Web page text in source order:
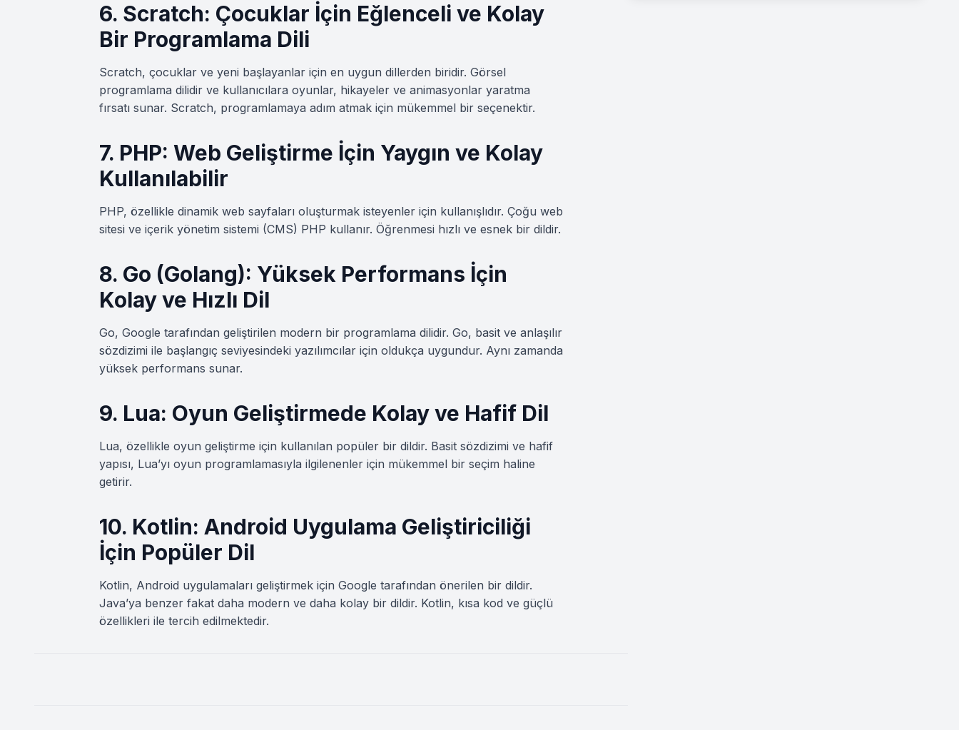
6. Scratch: Çocuklar İçin Eğlenceli ve Kolay
Bir Programlama Dili
Scratch, çocuklar ve yeni başlayanlar için en uygun dillerden biridir. Görsel
programlama dilidir ve kullanıcılara oyunlar, hikayeler ve animasyonlar yaratma
fırsatı sunar. Scratch, programlamaya adım atmak için mükemmel bir seçenektir.
7. PHP: Web Geliştirme İçin Yaygın ve Kolay
Kullanılabilir
PHP, özellikle dinamik web sayfaları oluşturmak isteyenler için kullanışlıdır. Çoğu web
sitesi ve içerik yönetim sistemi (CMS) PHP kullanır. Öğrenmesi hızlı ve esnek bir dildir.
8. Go (Golang): Yüksek Performans İçin
Kolay ve Hızlı Dil
Go, Google tarafından geliştirilen modern bir programlama dilidir. Go, basit ve anlaşılır
sözdizimi ile başlangıç seviyesindeki yazılımcılar için oldukça uygundur. Aynı zamanda
yüksek performans sunar.
9. Lua: Oyun Geliştirmede Kolay ve Hafif Dil
Lua, özellikle oyun geliştirme için kullanılan popüler bir dildir. Basit sözdizimi ve hafif
yapısı, Lua’yı oyun programlamasıyla ilgilenenler için mükemmel bir seçim haline
getirir.
10. Kotlin: Android Uygulama Geliştiriciliği
İçin Popüler Dil
Kotlin, Android uygulamaları geliştirmek için Google tarafından önerilen bir dildir.
Java’ya benzer fakat daha modern ve daha kolay bir dildir. Kotlin, kısa kod ve güçlü
özellikleri ile tercih edilmektedir.